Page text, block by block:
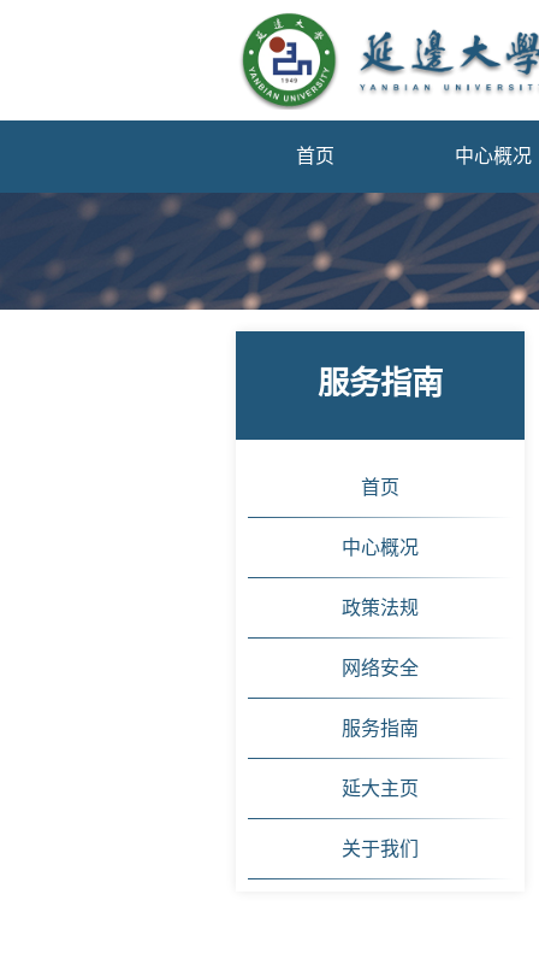
首页 中心概况
服务指南
首页
中心概况
政策法规
网络安全
服务指南
延大主页
关于我们